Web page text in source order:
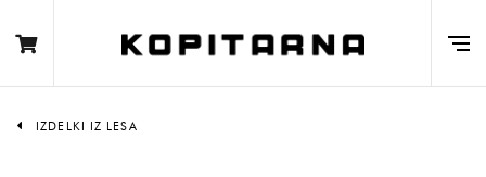
IZDELKI IZ LESA